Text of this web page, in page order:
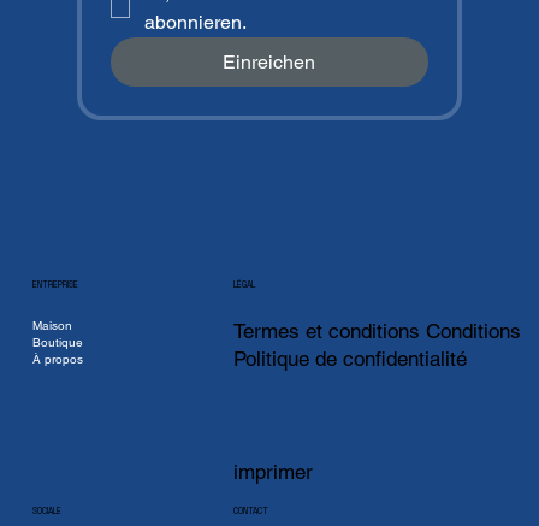
abonnieren.
Einreichen
ENTREPRISE
Maison
Boutique
À propos
LÉGAL
Termes et conditions Conditions
Politique de confidentialité
imprimer
SOCIALE CONTACT